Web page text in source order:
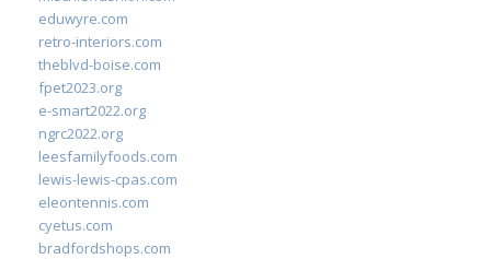
eduwyre.com
retro-interiors.com
theblvd-boise.com
fpet2023.org
e-smart2022.org
ngrc2022.org
leesfamilyfoods.com
lewis-lewis-cpas.com
eleontennis.com
cyetus.com
bradfordshops.com